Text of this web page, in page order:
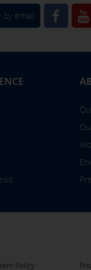
by email
Policy